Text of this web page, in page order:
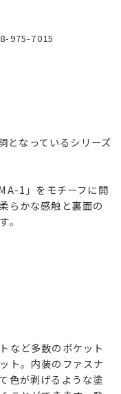
975-7015
となっているシリーズ
1」をモチーフに開
らかな感触と裏面の
。
など多数のポケット
ト。内装のファスナ
色が剥げるような塗